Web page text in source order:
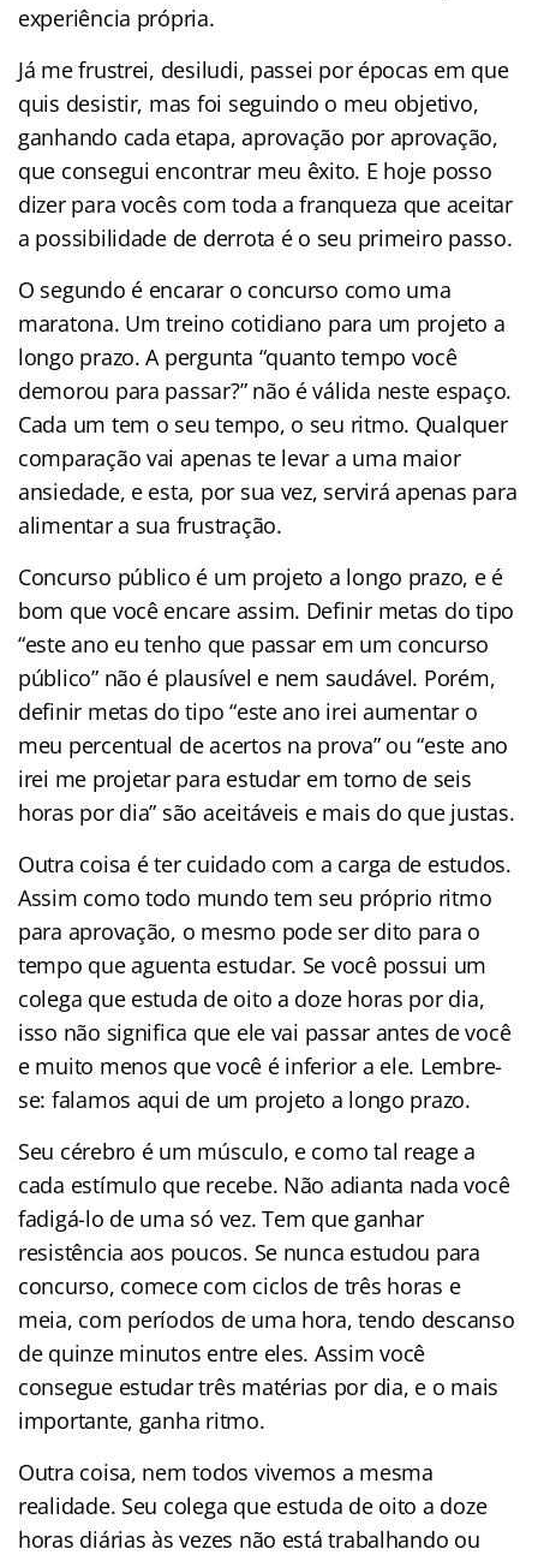
experiência própria.
Já me frustrei, desiludi, passei por épocas em que
quis desistir, mas foi seguindo o meu objetivo,
ganhando cada etapa, aprovação por aprovação,
que consegui encontrar meu êxito. E hoje posso
dizer para vocês com toda a franqueza que aceitar
a possibilidade de derrota é o seu primeiro passo.
O segundo é encarar o concurso como uma
maratona. Um treino cotidiano para um projeto a
longo prazo. A pergunta “quanto tempo você
demorou para passar?” não é válida neste espaço.
Cada um tem o seu tempo, o seu ritmo. Qualquer
comparação vai apenas te levar a uma maior
ansiedade, e esta, por sua vez, servirá apenas para
alimentar a sua frustração.
Concurso público é um projeto a longo prazo, e é
bom que você encare assim. Definir metas do tipo
“este ano eu tenho que passar em um concurso
público” não é plausível e nem saudável. Porém,
definir metas do tipo “este ano irei aumentar o
meu percentual de acertos na prova” ou “este ano
irei me projetar para estudar em torno de seis
horas por dia” são aceitáveis e mais do que justas.
Outra coisa é ter cuidado com a carga de estudos.
Assim como todo mundo tem seu próprio ritmo
para aprovação, o mesmo pode ser dito para o
tempo que aguenta estudar. Se você possui um
colega que estuda de oito a doze horas por dia,
isso não significa que ele vai passar antes de você
e muito menos que você é inferior a ele. Lembre-
se: falamos aqui de um projeto a longo prazo.
Seu cérebro é um músculo, e como tal reage a
cada estímulo que recebe. Não adianta nada você
fadigá-lo de uma só vez. Tem que ganhar
resistência aos poucos. Se nunca estudou para
concurso, comece com ciclos de três horas e
meia, com períodos de uma hora, tendo descanso
de quinze minutos entre eles. Assim você
consegue estudar três matérias por dia, e o mais
importante, ganha ritmo.
Outra coisa, nem todos vivemos a mesma
realidade. Seu colega que estuda de oito a doze
horas diárias às vezes não está trabalhando ou